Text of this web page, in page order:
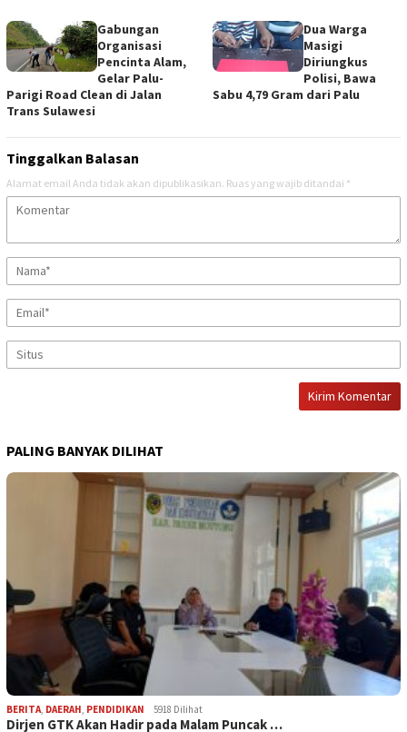
Gabungan
Organisasi
Pencinta Alam,
Gelar Palu-
Parigi Road Clean di Jalan
Trans Sulawesi
Dua Warga
Masigi
Diriungkus
Polisi, Bawa
Sabu 4,79 Gram dari Palu
Tinggalkan Balasan
Alamat email Anda tidak akan dipublikasikan. Ruas yang wajib ditandai *
PALING BANYAK DILIHAT
BERITA, DAERAH, PENDIDIKAN 5918 Dilihat
Dirjen GTK Akan Hadir pada Malam Puncak …